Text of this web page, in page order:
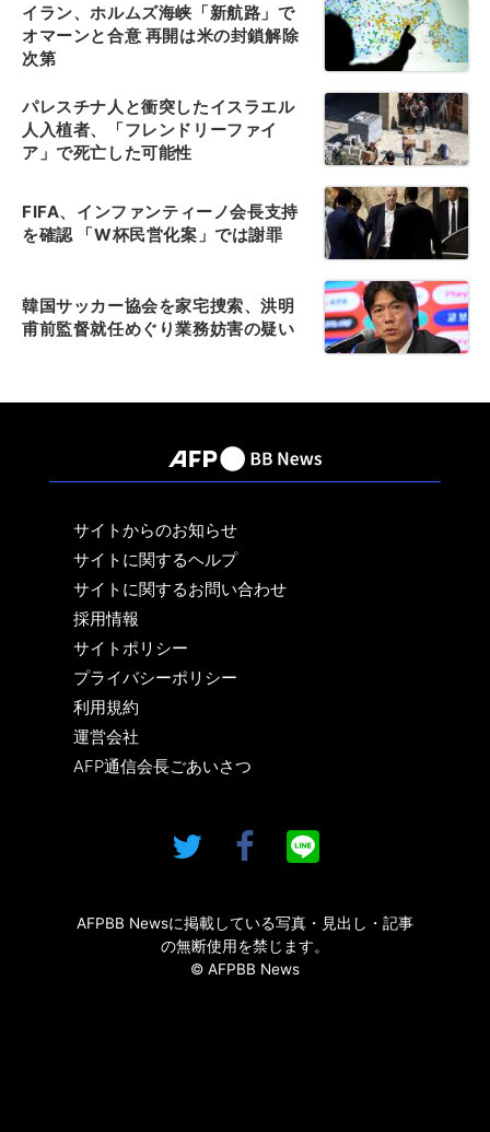
イラン、ホルムズ海峡「新航路」で
オマーンと合意 再開は米の封鎖解除
次第
パレスチナ人と衝突したイスラエル
人入植者、「フレンドリーファイ
ア」で死亡した可能性
FIFA、インファンティーノ会長支持
を確認 「W杯民営化案」では謝罪
韓国サッカー協会を家宅捜索、洪明
甫前監督就任めぐり業務妨害の疑い
サイトからのお知らせ
サイトに関するヘルプ
サイトに関するお問い合わせ
採用情報
サイトポリシー
プライバシーポリシー
利用規約
運営会社
AFP通信会長ごあいさつ
AFPBB Newsに掲載している写真・見出し・記事
の無断使用を禁じます。
© AFPBB News